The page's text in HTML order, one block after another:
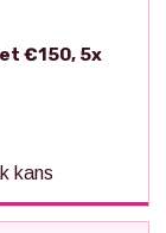
€150, 5x
kans